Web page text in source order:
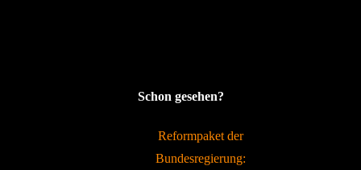
Schon gesehen?
Reformpaket der
Bundesregierung: